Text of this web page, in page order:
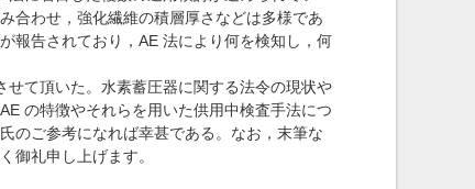
合わせ，強化繊維の積層厚さなどは多様であ
報告されており，AE 法により何を検知し，何
て頂いた。水素蓄圧器に関する法令の現状や
の特徴やそれらを用いた供用中検査手法につ
のご参考になれば幸甚である。なお，末筆な
御礼申し上げます。